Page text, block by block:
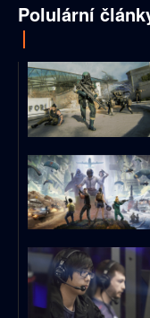
Polulární